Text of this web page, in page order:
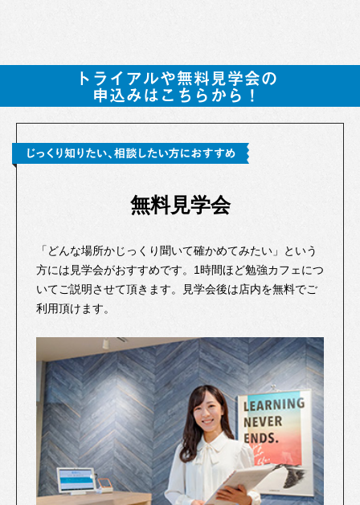
無料見学会
「どんな場所かじっくり聞いて確かめてみたい」という
方には見学会がおすすめです。1時間ほど勉強カフェにつ
いてご説明させて頂きます。見学会後は店内を無料でご
利用頂けます。